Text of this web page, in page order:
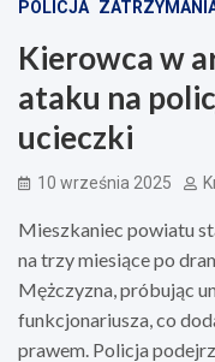
POLICJA
Kierowca w
ataku na
ucieczki
10 września 2025
Mieszkaniec powiatu
na trzy miesiące po
Mężczyzna, próbując
funkcjonariusza, co
prawem. Policja